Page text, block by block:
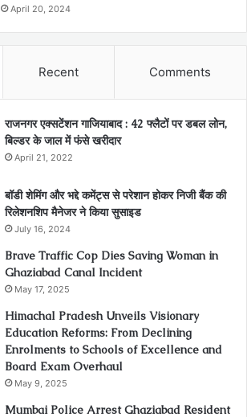
April 20, 2024
Recent Comments
राजनगर एक्सटेंशन गाजियाबाद : 42 फ्लैटों पर डबल लोन,
बिल्डर के जाल में फंसे खरीदार
April 21, 2022
बॉडी शेमिंग और भद्दे कमेंट्स से परेशान होकर निजी बैंक की
रिलेशनशिप मैनेजर ने किया सुसाइड
July 16, 2024
Brave Traffic Cop Dies Saving Woman in
Ghaziabad Canal Incident
May 17, 2025
Himachal Pradesh Unveils Visionary
Education Reforms: From Declining
Enrolments to Schools of Excellence and
Board Exam Overhaul
May 9, 2025
Mumbai Police Arrest Ghaziabad Resident